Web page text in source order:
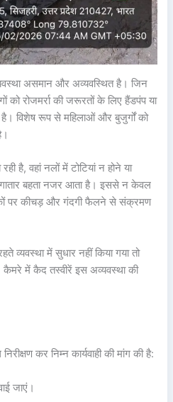
असमान और अव्यवस्थित है। जिन
को रोजमर्रा की जरूरतों के लिए हैंडपंप या
है। विशेष रूप से महिलाओं और बुजुर्गों को
है, वहां नलों में टोटियां न होने या
बहता नजर आता है। इससे न केवल
पर कीचड़ और गंदगी फैलने से संक्रमण
व्यवस्था में सुधार नहीं किया गया तो
में कैद तस्वीरें इस अव्यवस्था की
कर निम्न कार्यवाही की मांग की है:
जाएं।